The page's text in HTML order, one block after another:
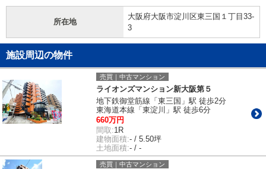
所在地
大阪府大阪市淀川区東三国１丁目33-
3
施設周辺の物件
売買｜中古マンション
ライオンズマンション新大阪第５
地下鉄御堂筋線「東三国」駅 徒歩2分
東海道本線「東淀川」駅 徒歩6分
660万円
間取:1R
建物面積:- / 5.50坪
土地面積:- / -
売買｜中古マンション